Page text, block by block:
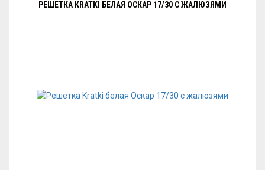
РЕШЕТКА KRATKI БЕЛАЯ ОСКАР 17/30 С ЖАЛЮЗЯМИ